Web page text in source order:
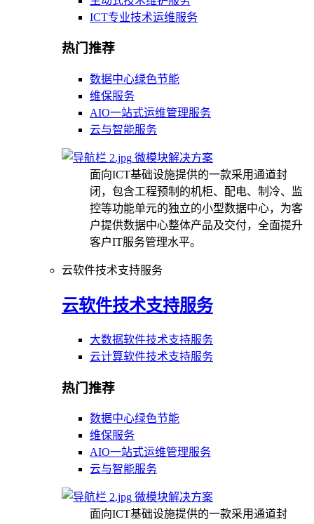
ICT专业技术运维服务
热门推荐
数据中心绿色节能
维保服务
AIO一站式运维管理服务
云与智能服务
微模块解决方案
面向ICT基础设施提供的一款采用通道封
闭，包含工程预制的机柜、配电、制冷、监
控等功能单元的独立的小型数据中心，为客
户提供数据中心整体产品及交付，全面提升
客户IT服务管理水平。
云软件技术支持服务
云软件技术支持服务
大数据软件技术支持服务
云计算软件技术支持服务
热门推荐
数据中心绿色节能
维保服务
AIO一站式运维管理服务
云与智能服务
微模块解决方案
面向ICT基础设施提供的一款采用通道封